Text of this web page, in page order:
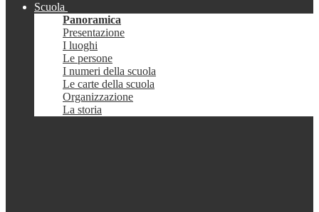
Scuola
Panoramica
Presentazione
I luoghi
Le persone
I numeri della scuola
Le carte della scuola
Organizzazione
La storia